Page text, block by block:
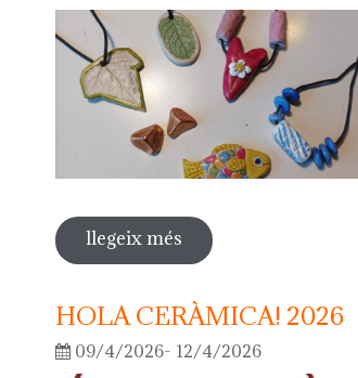
llegeix més sobre fes la teva joia!
HOLA CERÀMICA! 2026
09/4/2026- 12/4/2026